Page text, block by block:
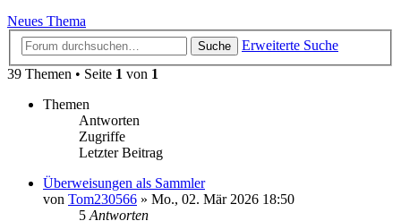
Neues Thema
Suche
Erweiterte Suche
39 Themen • Seite 1 von 1
Themen
Antworten
Zugriffe
Letzter Beitrag
Überweisungen als Sammler
von Tom230566 » Mo., 02. Mär 2026 18:50
5 Antworten